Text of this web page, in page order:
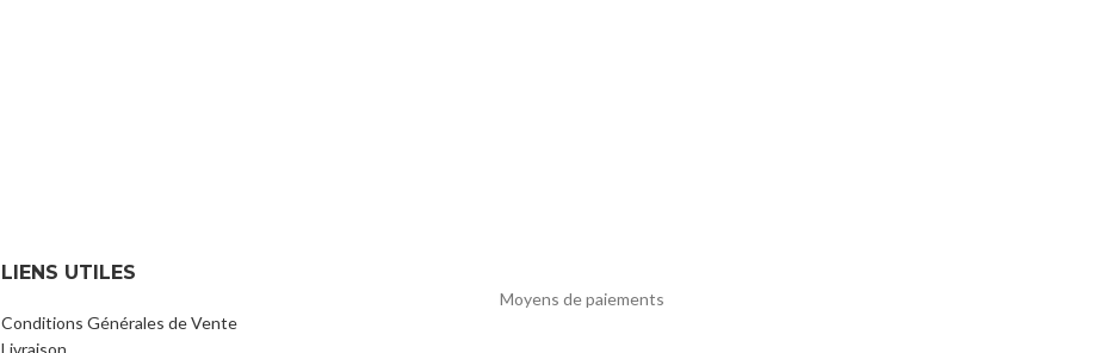
LIENS UTILES
Conditions Générales de Vente
Livraison
Moyens de paiements